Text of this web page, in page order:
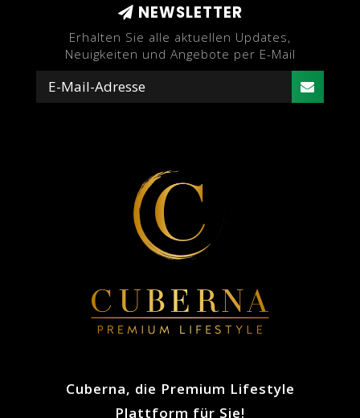
NEWSLETTER
Erhalten Sie alle aktuellen Updates,
Neuigkeiten und Angebote per E-Mail
Cuberna, die Premium Lifestyle
Plattform für Sie!